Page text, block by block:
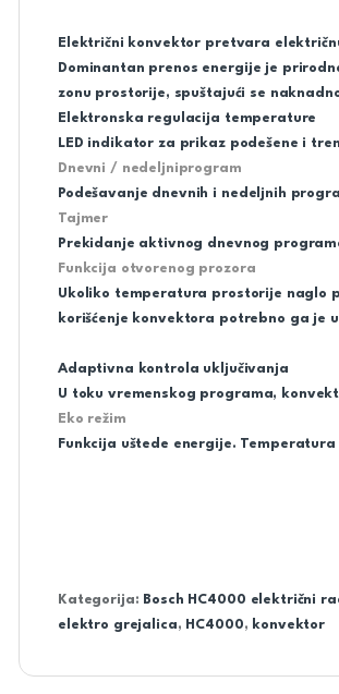
Električni konvektor pretvara
Dominantan prenos energije je
zonu prostorije, spuštajući se
Elektronska regulacija temperature
LED indikator za prikaz podešene i
Dnevni / nedeljniprogram
Podešavanje dnevnih i nedeljnih
Tajmer
Prekidanje aktivnog dnevnog
Funkcija otvorenog prozora
Ukoliko temperatura prostorije naglo
korišćenje konvektora potrebno ga je
Adaptivna kontrola uključivanja
U toku vremenskog programa,
Eko režim
Funkcija uštede energije.
Kategorija: Bosch HC4000 električni
elektro grejalica, HC4000, konvektor